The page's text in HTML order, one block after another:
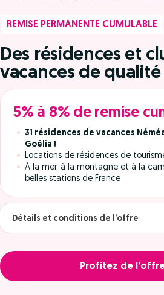
REMISE PERMANENTE CUMULABLE
Des résidences et
vacances de qualité
5% à 8% de remise
31 résidences de vacances
Goélia !
Locations de résidences de
À la mer, à la montagne et à la
belles stations de France
Détails et conditions de l’offre
Profitez de